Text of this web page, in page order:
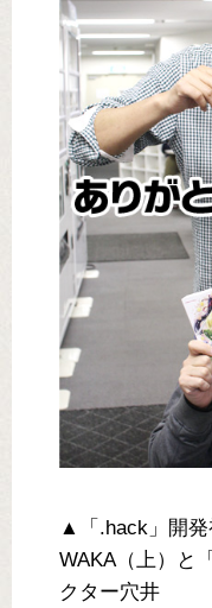
▲「.hack」開発
WAKA（上）と
クター穴井